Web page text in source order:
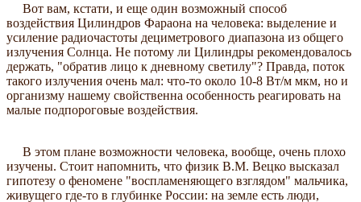
Вот вам, кстати, и еще один возможный способ
воздействия Цилиндров Фараона на человека: выделение и
усиление радиочастоты дециметрового диапазона из общего
излучения Солнца. Не потому ли Цилиндры рекомендовалось
держать, "обратив лицо к дневному светилу"? Правда, поток
такого излучения очень мал: что-то около 10-8 Вт/м мкм, но и
организму нашему свойственна особенность реагировать на
малые подпороговые воздействия.
В этом плане возможности человека, вообще, очень плохо
изучены. Стоит напомнить, что физик В.М. Вецко высказал
гипотезу о феномене "воспламеняющего взглядом" мальчика,
живущего где-то в глубинке России: на земле есть люди,